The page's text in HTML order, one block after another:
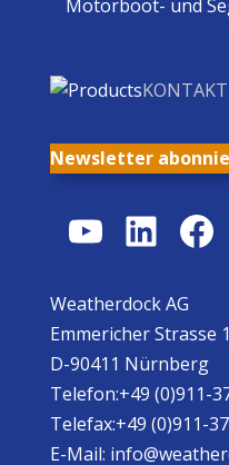
Motorboot- und
KONTAKT
Newsletter
YouTube
Weatherdock AG
Emmericher Strasse
D-90411 Nürnberg
Telefon:+49 (0)911-
Telefax:+49 (0)911-
E-Mail: